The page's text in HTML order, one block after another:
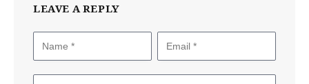
LEAVE A REPLY